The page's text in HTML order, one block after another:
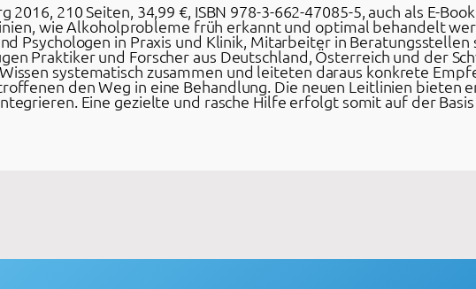
210 Seiten, 34,99 €, ISBN 978-3-662-47085-5, auch als E-
wie Alkoholprobleme früh erkannt und optimal behandelt
Psychologen in Praxis und Klinik, Mitarbeiter in
Praktiker und Forscher aus Deutschland, Österreich und der
systematisch zusammen und leiteten daraus konkrete
den Weg in eine Behandlung. Die neuen Leitlinien bieten
Eine gezielte und rasche Hilfe erfolgt somit auf der